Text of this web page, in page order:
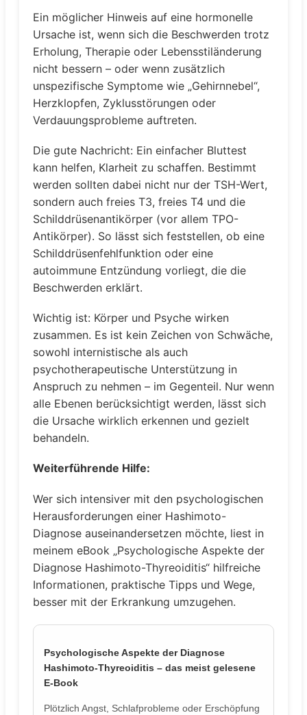
Ein möglicher Hinweis auf eine hormonelle
Ursache ist, wenn sich die Beschwerden trotz
Erholung, Therapie oder Lebensstiländerung
nicht bessern – oder wenn zusätzlich
unspezifische Symptome wie „Gehirnnebel“,
Herzklopfen, Zyklusstörungen oder
Verdauungsprobleme auftreten.
Die gute Nachricht: Ein einfacher Bluttest
kann helfen, Klarheit zu schaffen. Bestimmt
werden sollten dabei nicht nur der TSH-Wert,
sondern auch freies T3, freies T4 und die
Schilddrüsenantikörper (vor allem TPO-
Antikörper). So lässt sich feststellen, ob eine
Schilddrüsenfehlfunktion oder eine
autoimmune Entzündung vorliegt, die die
Beschwerden erklärt.
Wichtig ist: Körper und Psyche wirken
zusammen. Es ist kein Zeichen von Schwäche,
sowohl internistische als auch
psychotherapeutische Unterstützung in
Anspruch zu nehmen – im Gegenteil. Nur wenn
alle Ebenen berücksichtigt werden, lässt sich
die Ursache wirklich erkennen und gezielt
behandeln.
Weiterführende Hilfe:
Wer sich intensiver mit den psychologischen
Herausforderungen einer Hashimoto-
Diagnose auseinandersetzen möchte, liest in
meinem eBook „Psychologische Aspekte der
Diagnose Hashimoto-Thyreoiditis“ hilfreiche
Informationen, praktische Tipps und Wege,
besser mit der Erkrankung umzugehen.
Psychologische Aspekte der Diagnose
Hashimoto-Thyreoiditis – das meist gelesene
E-Book
Plötzlich Angst, Schlafprobleme oder Erschöpfung